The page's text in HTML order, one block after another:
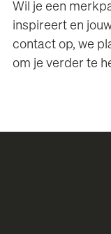
Wil je een
inspireert en
contact op, we
om je verder te